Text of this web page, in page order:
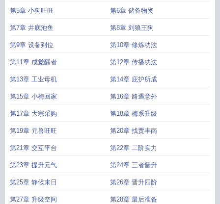
第5章 小狗旺旺 第6章 储备物资
第7章 井底池鱼 第8章 刘狼王狗
第9章 设备到位 第10章 修炼功法
第11章 成觉醒者 第12章 传播功法
第13章 工业母机 第14章 庇护所成
第15章 小梅回家 第16章 路遇意外
第17章 大宗采购 第18章 梅系升级
第19章 元兽旺旺 第20章 找贾丰南
第21章 交互平台 第22章 二阶实力
第23章 提升元气 第24章 三者晋升
第25章 静候末日 第26章 晋升四阶
第27章 升级空间 第28章 最后准备